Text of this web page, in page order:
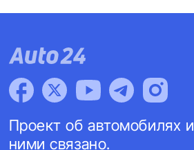
Проект об автомобилях
ними связано.